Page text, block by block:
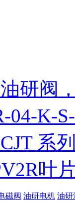
研阀
04-K-
系
叶
磁阀 油研电机 油研